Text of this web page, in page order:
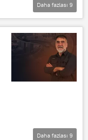
Daha fazlası 9
Daha fazlası 9